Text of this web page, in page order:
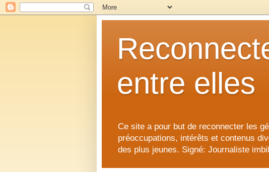
entre elles
Ce site a pour but de reconnecter les
préoccupations, intérêts et contenus
des plus jeunes. Signé: Journaliste